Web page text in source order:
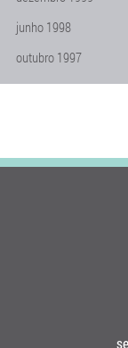
junho 1998
outubro 1997